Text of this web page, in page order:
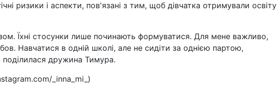
ризики і аспекти, пов'язані з тим, щоб дівчатка отримували освіту
Їхні стосунки лише починають формуватися. Для мене важливо,
Навчатися в одній школі, але не сидіти за однією партою,
дружина Тимура.
_inna_mi_)